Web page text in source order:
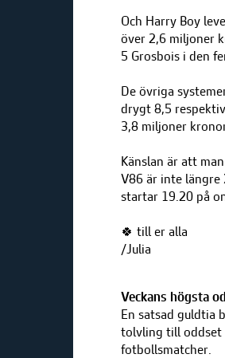
Och Harry Boy
över 2,6 miljoner
5 Grosbois i den
De övriga
drygt 8,5
3,8 miljoner
Känslan är att
V86 är inte längre
startar 19.20 på
🍀 till er alla
/Julia
Veckans högsta
En satsad guldtia
tolvling till oddset
fotbollsmatcher.